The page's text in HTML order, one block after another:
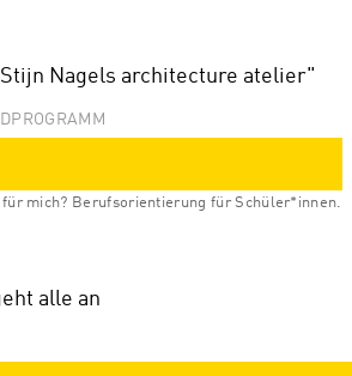
Nagels architecture atelier"
mich? Berufsorientierung für Schüler*innen.
alle an